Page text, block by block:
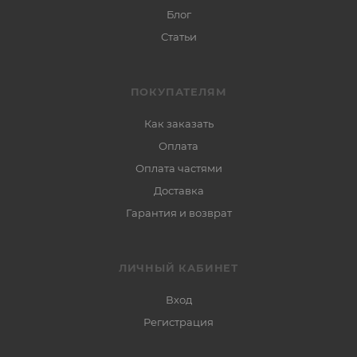
Блог
Статьи
ПОКУПАТЕЛЯМ
Как заказать
Оплата
Оплата частями
Доставка
Гарантия и возврат
ЛИЧНЫЙ КАБИНЕТ
Вход
Регистрация